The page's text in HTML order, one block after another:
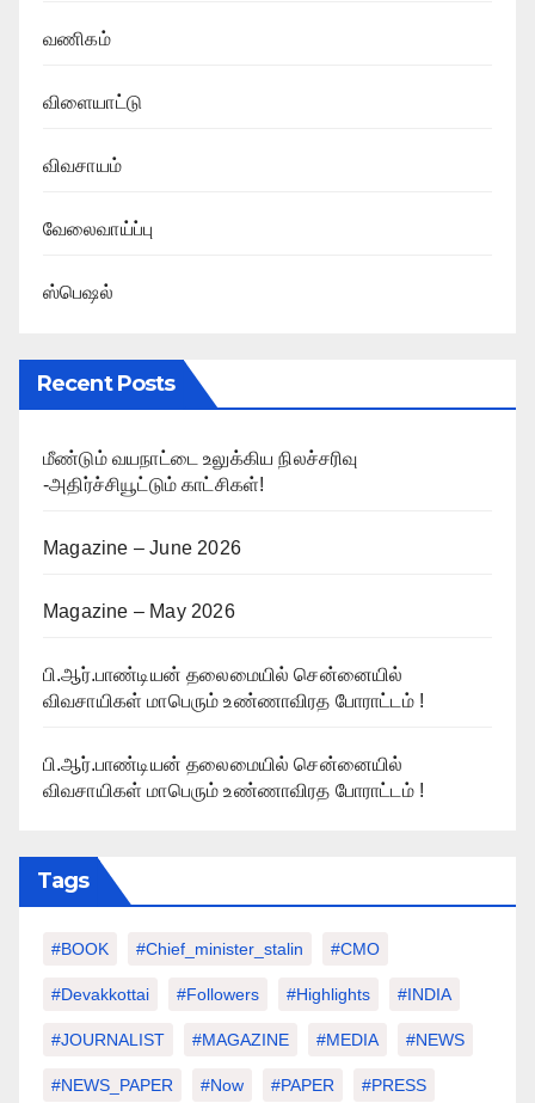
வணிகம்
விளையாட்டு
விவசாயம்
வேலைவாய்ப்பு
ஸ்பெஷல்
Recent Posts
மீண்டும் வயநாட்டை உலுக்கிய நிலச்சரிவு
-அதிர்ச்சியூட்டும் காட்சிகள்!
Magazine – June 2026
Magazine – May 2026
பி.ஆர்.பாண்டியன் தலைமையில் சென்னையில்
விவசாயிகள் மாபெரும் உண்ணாவிரத போராட்டம் !
பி.ஆர்.பாண்டியன் தலைமையில் சென்னையில்
விவசாயிகள் மாபெரும் உண்ணாவிரத போராட்டம் !
Tags
#BOOK #chief_minister_stalin #CMO
#devakkottai #followers #highlights #INDIA
#JOURNALIST #MAGAZINE #MEDIA #NEWS
#NEWS_PAPER #Now #PAPER #PRESS